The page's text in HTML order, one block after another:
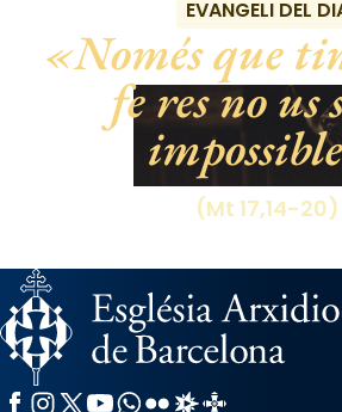
EVANGELI DEL
Només que
fe res no us
(Mt 17,14-20)
Facebook
Instagram
X / Twitter
YouTube
WhatsApp
FlickrRadio Estel
Catalunya